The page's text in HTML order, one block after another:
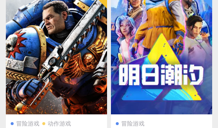
冒险游戏 动作游戏 冒险游戏